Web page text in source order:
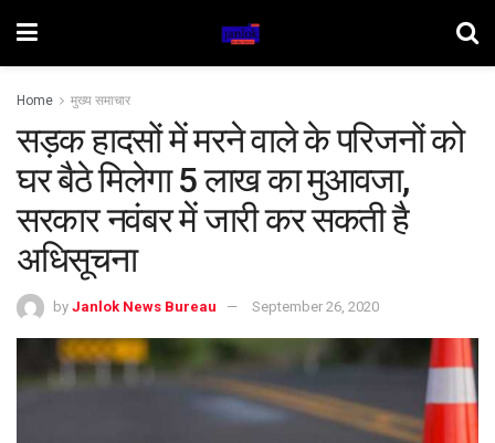
Home मुख्य समाचार
सड़क हादसों में मरने वाले के परिजनों को
घर बैठे मिलेगा 5 लाख का मुआवजा,
सरकार नवंबर में जारी कर सकती है
अधिसूचना
by Janlok News Bureau September 26, 2020